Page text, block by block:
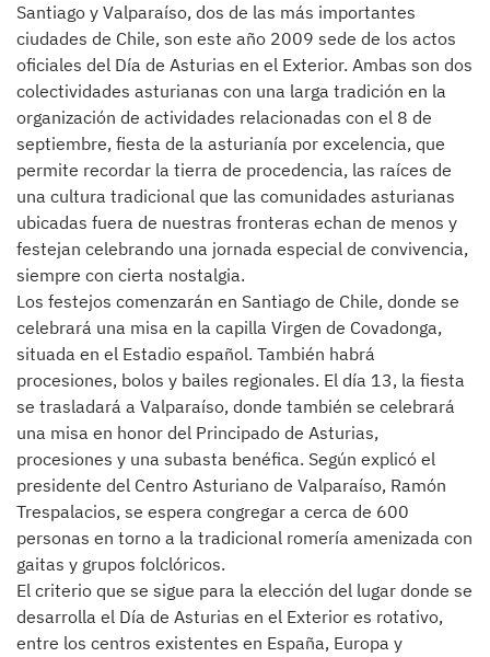
Santiago y Valparaíso, dos de las más importantes
ciudades de Chile, son este año 2009 sede de los actos
oficiales del Día de Asturias en el Exterior. Ambas son dos
colectividades asturianas con una larga tradición en la
organización de actividades relacionadas con el 8 de
septiembre, fiesta de la asturianía por excelencia, que
permite recordar la tierra de procedencia, las raíces de
una cultura tradicional que las comunidades asturianas
ubicadas fuera de nuestras fronteras echan de menos y
festejan celebrando una jornada especial de convivencia,
siempre con cierta nostalgia.
Los festejos comenzarán en Santiago de Chile, donde se
celebrará una misa en la capilla Virgen de Covadonga,
situada en el Estadio español. También habrá
procesiones, bolos y bailes regionales. El día 13, la fiesta
se trasladará a Valparaíso, donde también se celebrará
una misa en honor del Principado de Asturias,
procesiones y una subasta benéfica. Según explicó el
presidente del Centro Asturiano de Valparaíso, Ramón
Trespalacios, se espera congregar a cerca de 600
personas en torno a la tradicional romería amenizada con
gaitas y grupos folclóricos.
El criterio que se sigue para la elección del lugar donde se
desarrolla el Día de Asturias en el Exterior es rotativo,
entre los centros existentes en España, Europa y